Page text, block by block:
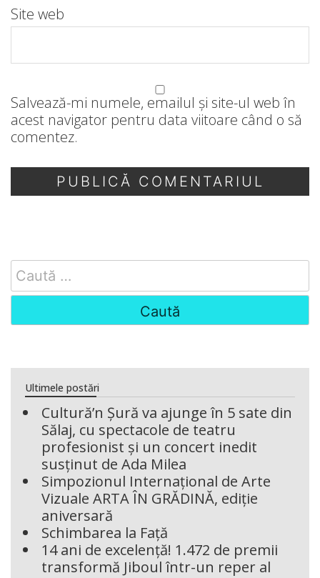
Site web
Salvează-mi numele, emailul și site-ul web în
acest navigator pentru data viitoare când o să
comentez.
Search
for:
Ultimele postări
Cultură’n Șură va ajunge în 5 sate din
Sălaj, cu spectacole de teatru
profesionist și un concert inedit
susținut de Ada Milea
Simpozionul Internațional de Arte
Vizuale ARTA ÎN GRĂDINĂ, ediție
aniversară
Schimbarea la Față
14 ani de excelență! 1.472 de premii
transformă Jiboul într-un reper al